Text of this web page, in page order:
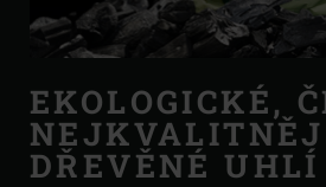
EKOLOGICKÉ,
DŘEVĚNÉ UHLÍ